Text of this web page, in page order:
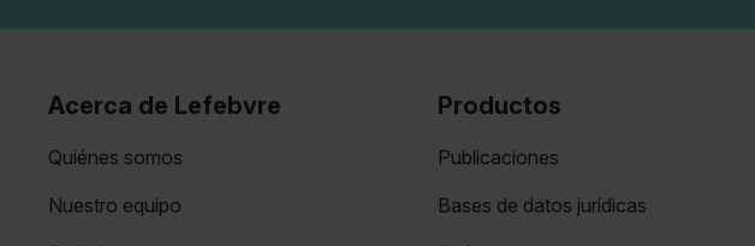
Acerca de Lefebvre
Quiénes somos
Nuestro equipo
Productos
Publicaciones
Bases de datos jurídicas